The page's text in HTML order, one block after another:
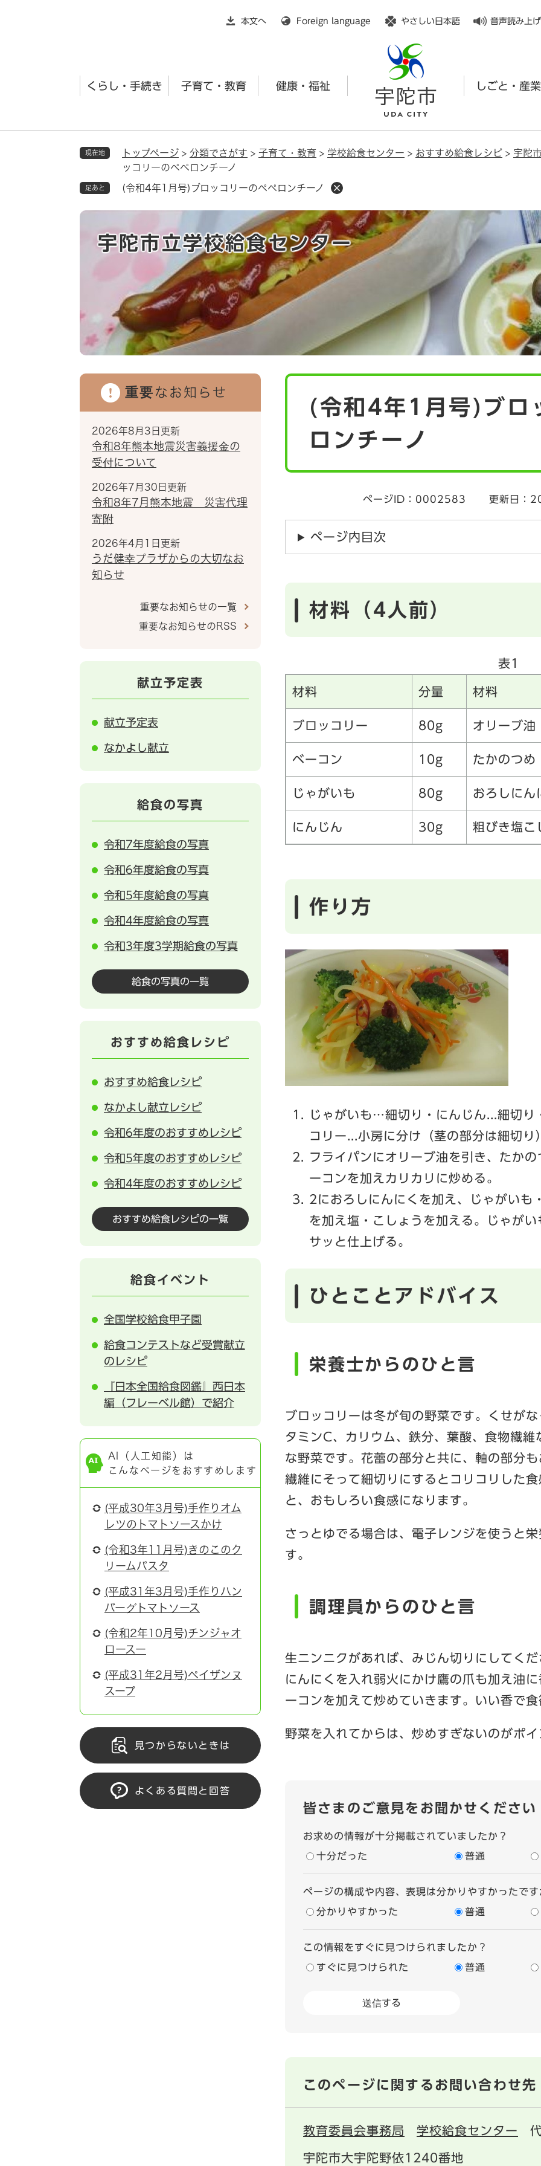
本文へ
Foreign language やさしい日本語 音声読み上げ
くらし・手続き 子育て・教育 健康・福祉 しごと・産業
現在地 トップページ > 分類でさがす > 子育て・教育 > 学校給食センター > おすすめ給食レシピ > 宇陀
ッコリーのペペロンチーノ
足あと (令和4年1月号)ブロッコリーのペペロンチーノ
宇陀市立学校給食センター
(令和4年1月号)ブロ
ロンチーノ
ページID：0002583 更新日：
ページ内目次
材料（4人前）
表1
材料 分量 材料
ブロッコリー 80g オリーブ油
ベーコン 10g たかのつめ
じゃがいも 80g おろしにん
にんじん 30g 粗びき塩こ
作り方
じゃがいも…細切り・にんじん...細切り
コリー...小房に分け（茎の部分は細切り
フライパンにオリーブ油を引き、たか
ーコンを加えカリカリに炒める。
2におろしにんにくを加え、じゃがいも
を加え塩・こしょうを加える。じゃが
サッと仕上げる。
ひとことアドバイス
栄養士からのひと言
ブロッコリーは冬が旬の野菜です。くせが
タミンC、カリウム、鉄分、葉酸、食物繊
な野菜です。花蕾の部分と共に、軸の部分
繊維にそって細切りにするとコリコリした
と、おもしろい食感になります。
さっとゆでる場合は、電子レンジを使うと
す。
調理員からのひと言
生ニンニクがあれば、みじん切りにしてく
にんにくを入れ弱火にかけ鷹の爪も加え油
ーコンを加えて炒めていきます。いい香で食
野菜を入れてからは、炒めすぎないのがポイ
皆さまのご意見をお聞かせください
お求めの情報が十分掲載されていましたか？
十分だった 普通
ページの構成や内容、表現は分かりやすかったです
分かりやすかった 普通
この情報をすぐに見つけられましたか？
すぐに見つけられた 普通
このページに関するお問い合わせ先
教育委員会事務局 学校給食センター
宇陀市大宇陀野依1240番地
重要なお知らせ
2026年8月3日更新
令和8年熊本地震災害義援金の
受付について
2026年7月30日更新
令和8年7月熊本地震 災害代理
寄附
2026年4月1日更新
うだ健幸プラザからの大切なお
知らせ
重要なお知らせの一覧
重要なお知らせのRSS
献立予定表
献立予定表
なかよし献立
給食の写真
令和7年度給食の写真
令和6年度給食の写真
令和5年度給食の写真
令和4年度給食の写真
令和3年度3学期給食の写真
給食の写真の一覧
おすすめ給食レシピ
おすすめ給食レシピ
なかよし献立レシピ
令和6年度のおすすめレシピ
令和5年度のおすすめレシピ
令和4年度のおすすめレシピ
おすすめ給食レシピの一覧
給食イベント
全国学校給食甲子園
給食コンテストなど受賞献立
のレシピ
『日本全国給食図鑑』西日本
編（フレーベル館）で紹介
AI（人工知能）は
こんなページをおすすめします
(平成30年3月号)手作りオム
レツのトマトソースかけ
(令和3年11月号)きのこのク
リームパスタ
(平成31年3月号)手作りハン
バーグトマトソース
(令和2年10月号)チンジャオ
ロースー
(平成31年2月号)ペイザンヌ
スープ
見つからないときは
よくある質問と回答